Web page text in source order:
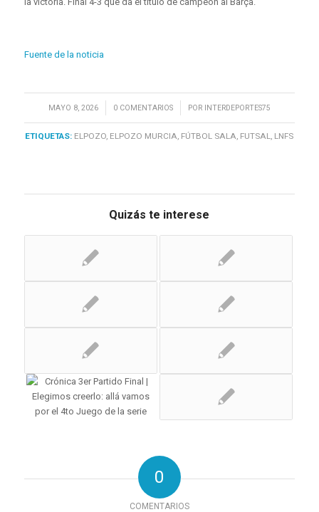
Fuente de la noticia
MAYO 8, 2026
/ 0 COMENTARIOS
/ POR INTERDEPORTES75
ETIQUETAS: ELPOZO, ELPOZO MURCIA, FÚTBOL SALA, FUTSAL, LNFS
Quizás te interese
0
COMENTARIOS